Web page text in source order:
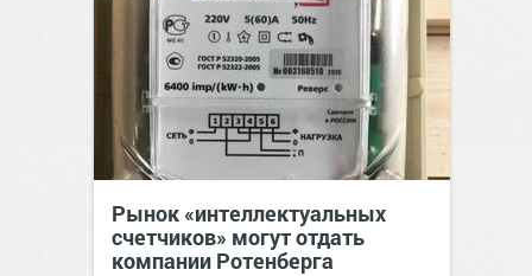
Рынок «интеллектуальных
счетчиков» могут отдать
компании Ротенберга